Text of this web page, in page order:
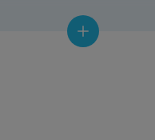
forskare